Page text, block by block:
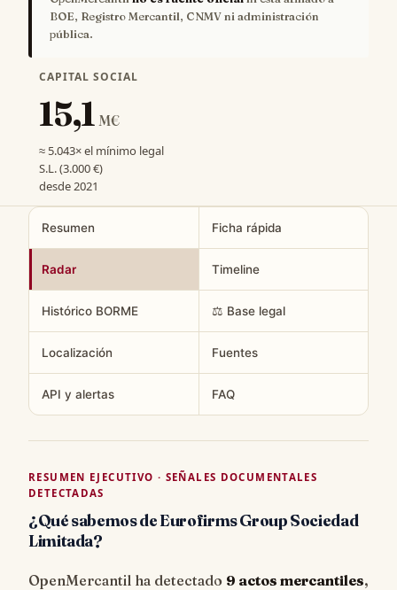
BOE, Registro Mercantil, CNMV ni administración
pública.
CAPITAL SOCIAL
15,1 M€
≈ 5.043× el mínimo legal
S.L. (3.000 €)
desde 2021
Resumen Ficha rápida
Radar Timeline
Histórico BORME ⚖️ Base legal
Localización Fuentes
API y alertas FAQ
RESUMEN EJECUTIVO · SEÑALES DOCUMENTALES
DETECTADAS
¿Qué sabemos de Eurofirms Group Sociedad
Limitada?
OpenMercantil ha detectado 9 actos mercantiles,